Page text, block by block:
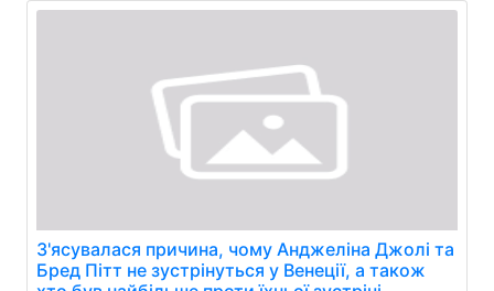
З'ясувалася причина, чому Анджеліна Джолі та
Бред Пітт не зустрінуться у Венеції, а також